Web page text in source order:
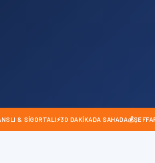
& SIGORTALI⚡30 DAKIKADA SAHADA💰